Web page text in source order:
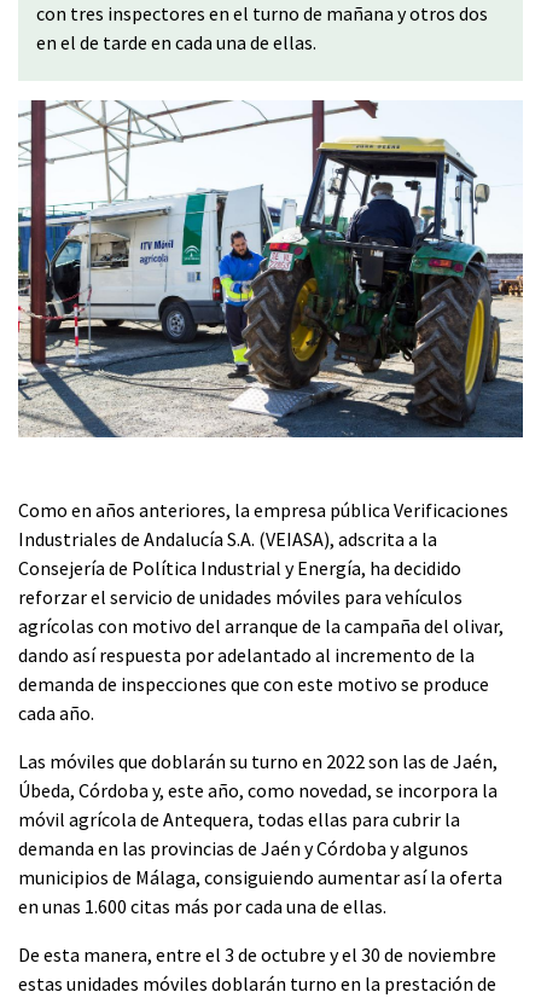
con tres inspectores en el turno de mañana y otros dos
en el de tarde en cada una de ellas.
Como en años anteriores, la empresa pública Verificaciones
Industriales de Andalucía S.A. (VEIASA), adscrita a la
Consejería de Política Industrial y Energía, ha decidido
reforzar el servicio de unidades móviles para vehículos
agrícolas con motivo del arranque de la campaña del olivar,
dando así respuesta por adelantado al incremento de la
demanda de inspecciones que con este motivo se produce
cada año.
Las móviles que doblarán su turno en 2022 son las de Jaén,
Úbeda, Córdoba y, este año, como novedad, se incorpora la
móvil agrícola de Antequera, todas ellas para cubrir la
demanda en las provincias de Jaén y Córdoba y algunos
municipios de Málaga, consiguiendo aumentar así la oferta
en unas 1.600 citas más por cada una de ellas.
De esta manera, entre el 3 de octubre y el 30 de noviembre
estas unidades móviles doblarán turno en la prestación de